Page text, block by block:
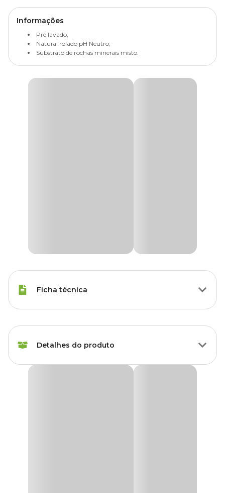
Informações
Pré lavado;
Natural rolado pH Neutro;
Substrato de rochas minerais misto.
Ficha técnica
Gênero Unissex
Detalhes do produto